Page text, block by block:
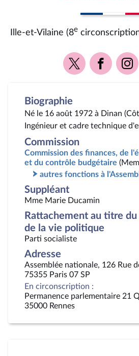
Ille-et-Vilaine (8e
Voir
la
Voir
la
Voir
la
Biographie
Né le 16 août 1972 à Dinan
Ingénieur et cadre technique
Commission
Commission des finances, de
et du contrôle budgétaire
autres fonctions à
Suppléant
Mme Marie Ducamin
Rattachement au titre
de la vie politique
Parti socialiste
Adresse
Assemblée nationale, 126 Rue
75355 Paris 07 SP
En circonscription :
Permanence parlementaire 21
35000 Rennes